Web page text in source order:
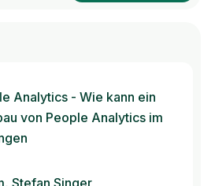
Analytics - Wie kann ein
von People Analytics im